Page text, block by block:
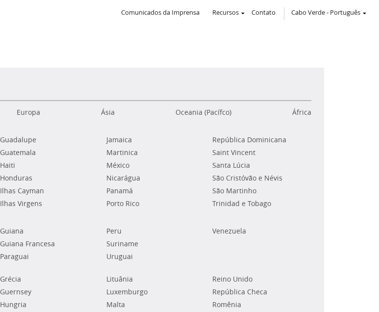
Comunicados da Imprensa Recursos Contato Cabo Verde- Português
Europa Ásia Oceania (Pacífco) África
Guadalupe
Guatemala
Haiti
Honduras
Ilhas Cayman
Ilhas Virgens
Jamaica
Martinica
México
Nicarágua
Panamá
Porto Rico
República Dominicana
Saint Vincent
Santa Lúcia
São Cristóvão e Névis
São Martinho
Trinidad e Tobago
Guiana
Guiana Francesa
Paraguai
Peru
Suriname
Uruguai
Venezuela
Grécia
Guernsey
Hungria
Lituânia
Luxemburgo
Malta
Reino Unido
República Checa
Romênia